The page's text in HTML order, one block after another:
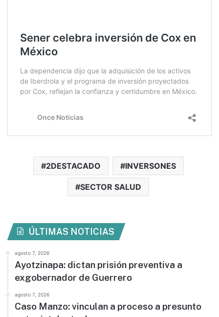
2DESTACADO INVERSONES
SECTOR SALUD
ÚLTIMAS NOTICIAS
agosto 7, 2026
Ayotzinapa: dictan prisión preventiva a
exgobernador de Guerrero
agosto 7, 2026
Caso Manzo: vinculan a proceso a presunto